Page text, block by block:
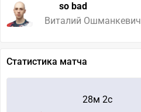
so bad
Виталий Ошманкевич
Статистика матча
28м 2с